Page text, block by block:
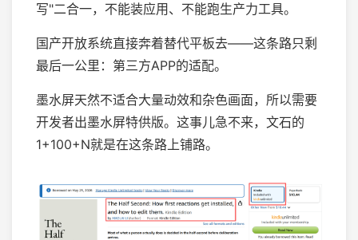
写"二合一，不能装应用、不能跑生产力工具。
国产开放系统直接奔着替代平板去——这条路只剩
最后一公里：第三方APP的适配。
墨水屏天然不适合大量动效和杂色画面，所以需要
开发者出墨水屏特供版。这事儿急不来，文石的
1+100+N就是在这条路上铺路。